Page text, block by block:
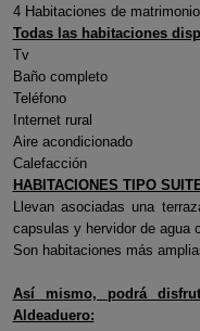
4 Habitaciones de matrimonio
Todas las habitaciones
Tv
Baño completo
Teléfono
Internet rural
Aire acondicionado
Calefacción
HABITACIONES TIPO
Llevan asociadas una
capsulas y hervidor de agua
Son habitaciones más
Así mismo, podrá
Aldeaduero: